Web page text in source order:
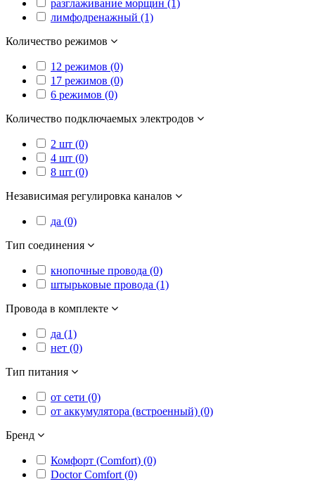
разглаживание морщин (1)
лимфодренажный (1)
Количество режимов
12 режимов (0)
17 режимов (0)
6 режимов (0)
Количество подключаемых электродов
2 шт (0)
4 шт (0)
8 шт (0)
Независимая регулировка каналов
да (0)
Тип соединения
кнопочные провода (0)
штырьковые провода (1)
Провода в комплекте
да (1)
нет (0)
Тип питания
от сети (0)
от аккумулятора (встроенный) (0)
Бренд
Комфорт (Comfort) (0)
Doctor Comfort (0)